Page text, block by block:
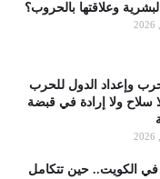
البشرية وعلاقتها بالحروب؟
وإعداد الدول للحرب
سلاح ولا إرادة في قبضة
الكويت.. حين تتكامل